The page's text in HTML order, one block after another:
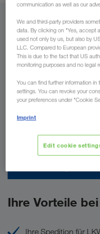
Von
Liechtenstein
Nach
Land
Ihre Vorteile
Ihre Spedition für
communication as well as our
We and third-party providers
data. By clicking on "Yes, accept
used not only by us, but also by
LLC. Compared to European
This is due to the fact that US
monitoring purposes and no legal
You can find further information in
settings. You can revoke your
your preferences under "Cookie
Imprint
Edit cookie